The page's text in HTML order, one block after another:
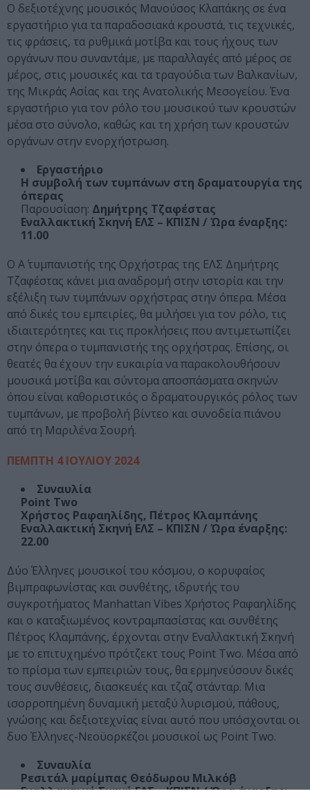
Ο δεξιοτέχνης μουσικός Μανούσος Κλαπάκης σε ένα
εργαστήριο για τα παραδοσιακά κρουστά, τις τεχνικές,
τις φράσεις, τα ρυθμικά μοτίβα και τους ήχους των
οργάνων που συναντάμε, με παραλλαγές από μέρος σε
μέρος, στις μουσικές και τα τραγούδια των Βαλκανίων,
της Μικράς Ασίας και της Ανατολικής Μεσογείου. Ένα
εργαστήριο για τον ρόλο του μουσικού των κρουστών
μέσα στο σύνολο, καθώς και τη χρήση των κρουστών
οργάνων στην ενορχήστρωση.
Εργαστήριο
Η συμβολή των τυμπάνων στη δραματουργία της
όπερας
Παρουσίαση: Δημήτρης Τζαφέστας
Εναλλακτική Σκηνή ΕΛΣ – ΚΠΙΣΝ / Ώρα έναρξης:
11.00
O Α΄ τυμπανιστής της Ορχήστρας της ΕΛΣ Δημήτρης
Τζαφέστας κάνει μια αναδρομή στην ιστορία και την
εξέλιξη των τυμπάνων ορχήστρας στην όπερα. Μέσα
από δικές του εμπειρίες, θα μιλήσει για τον ρόλο, τις
ιδιαιτερότητες και τις προκλήσεις που αντιμετωπίζει
στην όπερα ο τυμπανιστής της ορχήστρας. Επίσης, οι
θεατές θα έχουν την ευκαιρία να παρακολουθήσουν
μουσικά μοτίβα και σύντομα αποσπάσματα σκηνών
όπου είναι καθοριστικός ο δραματουργικός ρόλος των
τυμπάνων, με προβολή βίντεο και συνοδεία πιάνου
από τη Μαριλένα Σουρή.
ΠΕΜΠΤΗ 4 ΙΟΥΛΙΟΥ 2024
Συναυλία
Point Two
Χρήστος Ραφαηλίδης, Πέτρος Κλαμπάνης
Εναλλακτική Σκηνή ΕΛΣ – ΚΠΙΣΝ / Ώρα έναρξης:
22.00
Δύο Έλληνες μουσικοί του κόσμου, ο κορυφαίος
βιμπραφωνίστας και συνθέτης, ιδρυτής του
συγκροτήματος Manhattan Vibes Χρήστος Ραφαηλίδης
και ο καταξιωμένος κοντραμπασίστας και συνθέτης
Πέτρος Κλαμπάνης, έρχονται στην Εναλλακτική Σκηνή
με το επιτυχημένο πρότζεκτ τους Point Two. Μέσα από
το πρίσμα των εμπειριών τους, θα ερμηνεύσουν δικές
τους συνθέσεις, διασκευές και τζαζ στάνταρ. Μια
ισορροπημένη δυναμική μεταξύ λυρισμού, πάθους,
γνώσης και δεξιοτεχνίας είναι αυτό που υπόσχονται οι
δυο Έλληνες-Νεοϋορκέζοι μουσικοί ως Point Two.
Συναυλία
Ρεσιτάλ μαρίμπας Θεόδωρου Μιλκόβ
Εναλλακτική Σκηνή ΕΛΣ – ΚΠΙΣΝ / Ώρα έναρξης: